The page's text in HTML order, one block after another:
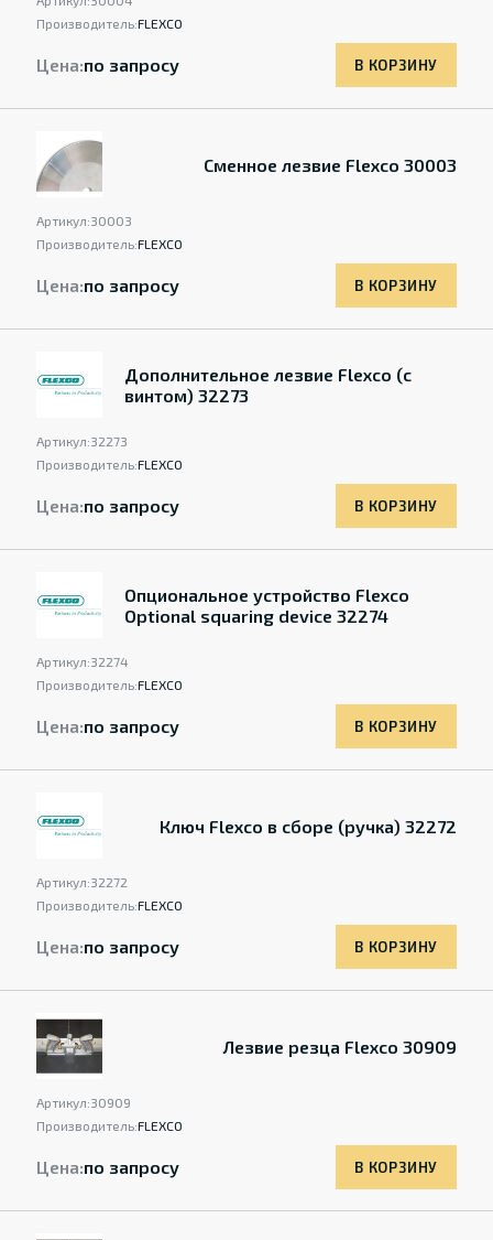
Производитель:FLEXCO
Цена:по запросу В КОРЗИНУ
Сменное лезвие Flexco 30003
Артикул:30003
Производитель:FLEXCO
Цена:по запросу В КОРЗИНУ
Дополнительное лезвие Flexco (с
винтом) 32273
Артикул:32273
Производитель:FLEXCO
Цена:по запросу В КОРЗИНУ
Опциональное устройство Flexco
Optional squaring device 32274
Артикул:32274
Производитель:FLEXCO
Цена:по запросу В КОРЗИНУ
Ключ Flexco в сборе (ручка) 32272
Артикул:32272
Производитель:FLEXCO
Цена:по запросу В КОРЗИНУ
Лезвие резца Flexco 30909
Артикул:30909
Производитель:FLEXCO
Цена:по запросу В КОРЗИНУ